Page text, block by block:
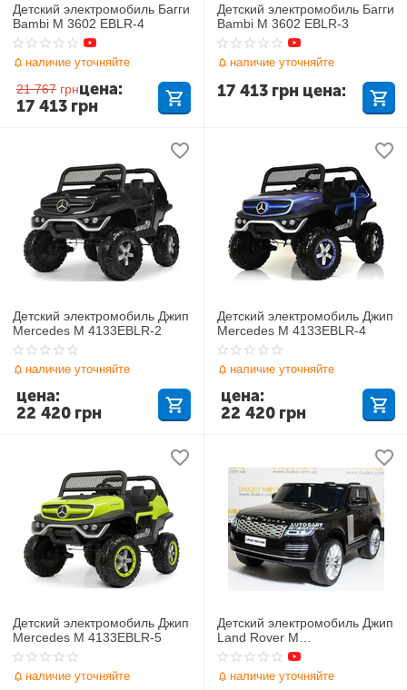
Детский электромобиль Багги
Bambi M 3602 EBLR-4
наличие уточняйте
21 767 грн
17 413 грн
цена:
Детский электромобиль Багги
Bambi M 3602 EBLR-3
наличие уточняйте
17 413 грн цена:
Детский электромобиль Джип
Mercedes M 4133EBLR-2
наличие уточняйте
22 420 грн
цена:
Детский электромобиль Джип
Mercedes M 4133EBLR-4
наличие уточняйте
22 420 грн
цена:
Детский электромобиль Джип
Mercedes M 4133EBLR-5
наличие уточняйте
Детский электромобиль Джип
Land Rover M
4175(MP4)EBLR-2
наличие уточняйте